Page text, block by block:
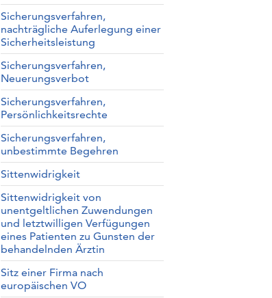
Sicherungsverfahren,
nachträgliche Auferlegung einer
Sicherheitsleistung
Sicherungsverfahren,
Neuerungsverbot
Sicherungsverfahren,
Persönlichkeitsrechte
Sicherungsverfahren,
unbestimmte Begehren
Sittenwidrigkeit
Sittenwidrigkeit von
unentgeltlichen Zuwendungen
und letztwilligen Verfügungen
eines Patienten zu Gunsten der
behandelnden Ärztin
Sitz einer Firma nach
europäischen VO